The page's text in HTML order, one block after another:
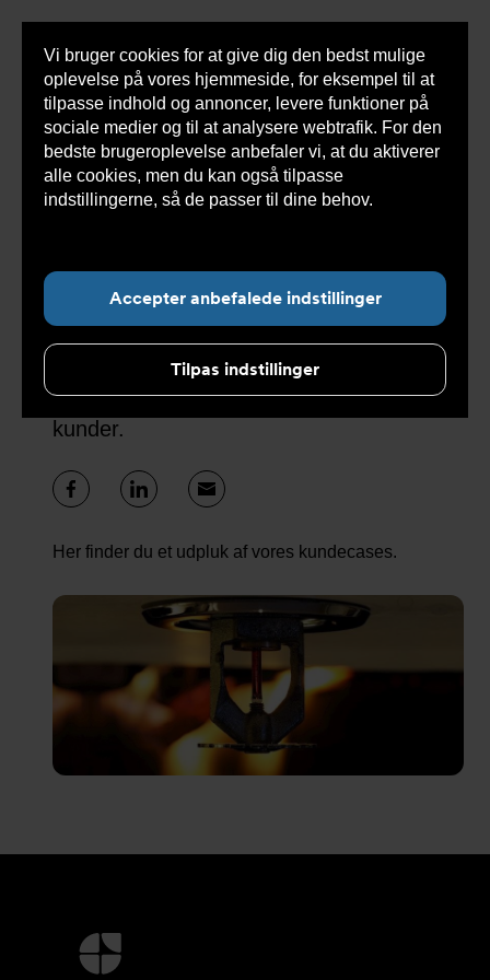
Vi bruger cookies for at give dig den bedst mulige
oplevelse på vores hjemmeside, for eksempel til at
tilpasse indhold og annoncer, levere funktioner på
sociale medier og til at analysere webtrafik. For den
bedste brugeroplevelse anbefaler vi, at du aktiverer
alle cookies, men du kan også tilpasse
indstillingerne, så de passer til dine behov.
Accepter anbefalede indstillinger
Tilpas indstillinger
Undermenu for ”Nyheder”
Kundecases
Armatec har været på det danske marked
siden 1962. Vi har arbejdet med utallige
projekter og løsninger sammen med vores
kunder.
Her finder du et udpluk af vores kundecases.
Yderligere
information